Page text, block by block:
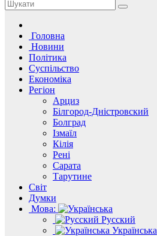
Головна
Новини
Політика
Суспільство
Економіка
Регіон
Арциз
Білгород-Дністровский
Болград
Ізмаїл
Кілія
Рені
Сарата
Тарутине
Світ
Думки
Мова:
Русский
Українська